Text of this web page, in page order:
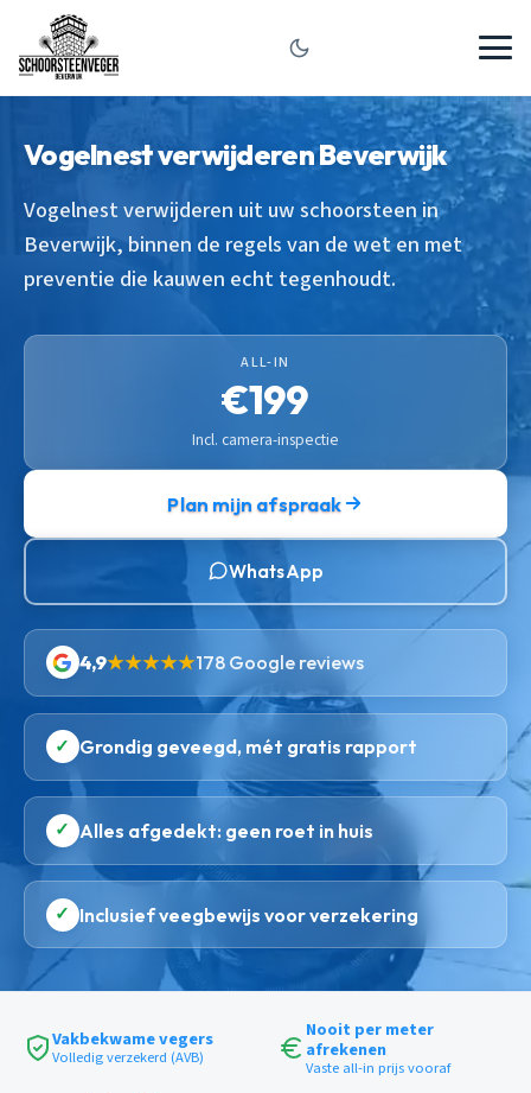
Vogelnest verwijderen Beverwijk
Vogelnest verwijderen uit uw schoorsteen in
Beverwijk, binnen de regels van de wet en met
preventie die kauwen echt tegenhoudt.
ALL-IN
€199
Incl. camera-inspectie
Plan mijn afspraak
WhatsApp
4,9★★★★★178 Google reviews
✓ Grondig geveegd, mét gratis rapport
✓ Alles afgedekt: geen roet in huis
✓ Inclusief veegbewijs voor verzekering
Vakbekwame vegers
Volledig verzekerd (AVB)
Nooit per meter
afrekenen
Vaste all-in prijs vooraf